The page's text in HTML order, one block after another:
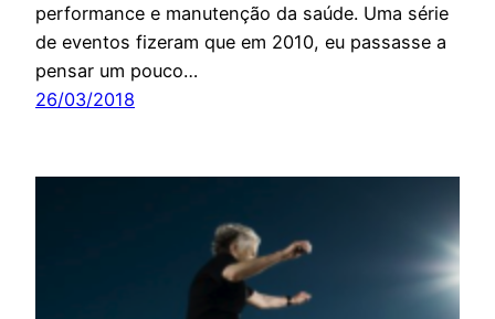
performance e manutenção da saúde. Uma série
de eventos fizeram que em 2010, eu passasse a
pensar um pouco…
26/03/2018